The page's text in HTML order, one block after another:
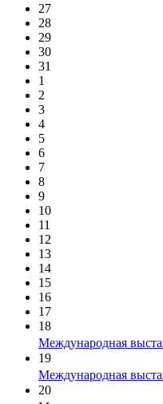
27
28
29
30
31
1
2
3
4
5
6
7
8
9
10
11
12
13
14
15
16
17
18
Международная
19
Международная
20